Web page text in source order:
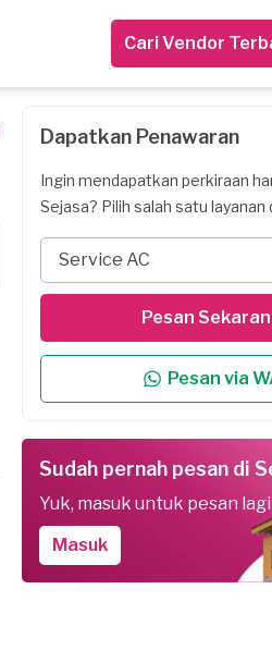
Cari Vendor
Dapatkan Penawaran
Ingin mendapatkan perkiraan
Sejasa? Pilih salah satu layanan
Service AC
Pesan
Pesan via
Sudah pernah pesan di
Yuk, masuk untuk pesan lagi
Masuk